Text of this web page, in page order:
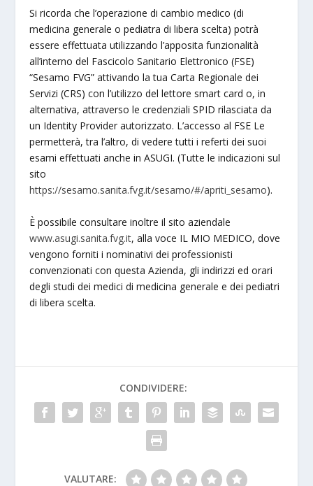
Si ricorda che l’operazione di cambio medico (di
medicina generale o pediatra di libera scelta) potrà
essere effettuata utilizzando l’apposita funzionalità
all’interno del Fascicolo Sanitario Elettronico (FSE)
“Sesamo FVG” attivando la tua Carta Regionale dei
Servizi (CRS) con l’utilizzo del lettore smart card o, in
alternativa, attraverso le credenziali SPID rilasciata da
un Identity Provider autorizzato. L’accesso al FSE Le
permetterà, tra l’altro, di vedere tutti i referti dei suoi
esami effettuati anche in ASUGI. (Tutte le indicazioni sul
sito
https://sesamo.sanita.fvg.it/sesamo/#/apriti_sesamo).
È possibile consultare inoltre il sito aziendale
www.asugi.sanita.fvg.it, alla voce IL MIO MEDICO, dove
vengono forniti i nominativi dei professionisti
convenzionati con questa Azienda, gli indirizzi ed orari
degli studi dei medici di medicina generale e dei pediatri
di libera scelta.
CONDIVIDERE:
VALUTARE: